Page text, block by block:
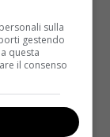
sulla
gestendo
questa
il consenso